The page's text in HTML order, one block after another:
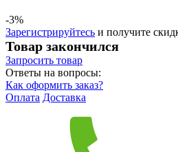
-3%
Зарегистрируйтесь и получите
Товар закончился
Запросить товар
Ответы на вопросы:
Как оформить заказ?
Оплата Доставка